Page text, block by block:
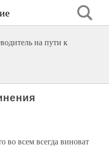
на пути к
во всем всегда виноват